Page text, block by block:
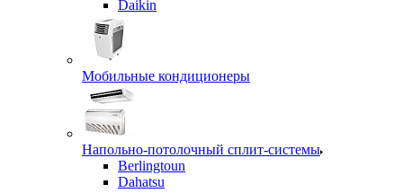
Daikin
Мобильные кондиционеры
Напольно-потолочный сплит-системы
Berlingtoun
Dahatsu